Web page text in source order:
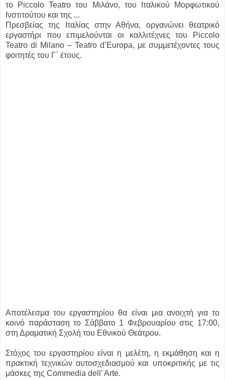
το Piccolo Teatro του Μιλάνο, του Ιταλικού Μορφωτικού
Ινστιτούτου και της ...
Πρεσβείας της Ιταλίας στην Αθήνα, οργανώνει θεατρικό
εργαστήρι που επιμελούνται οι καλλιτέχνες του Piccolo
Teatro di Milano – Teatro d’Europa, με συμμετέχοντες τους
φοιτητές του Γ΄ έτους.
Αποτέλεσμα του εργαστηρίου θα είναι μια ανοιχτή για το
κοινό παράσταση το Σάββατο 1 Φεβρουαρίου στις 17:00,
στη Δραματική Σχολή του Εθνικού Θεάτρου.
Στόχος του εργαστηρίου είναι η μελέτη, η εκμάθηση και η
πρακτική τεχνικών αυτοσχεδιασμού και υποκριτικής με τις
μάσκες της Commedia dell’ Arte.